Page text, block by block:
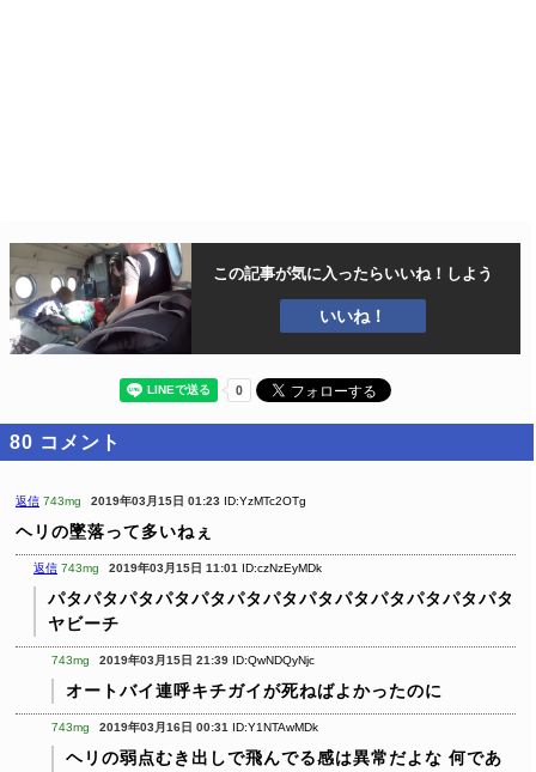
この記事が気に入ったらいいね！しよう
いいね！
80 コメント
返信 743mg 2019年03月15日 01:23 ID:YzMTc2OTg
ヘリの墜落って多いねぇ
返信 743mg 2019年03月15日 11:01 ID:czNzEyMDk
パタパタパタパタパタパタパタパタパタパタパタパタパタ
ヤビーチ
743mg 2019年03月15日 21:39 ID:QwNDQyNjc
オートバイ連呼キチガイが死ねばよかったのに
743mg 2019年03月16日 00:31 ID:Y1NTAwMDk
ヘリの弱点むき出しで飛んでる感は異常だよな 何であ